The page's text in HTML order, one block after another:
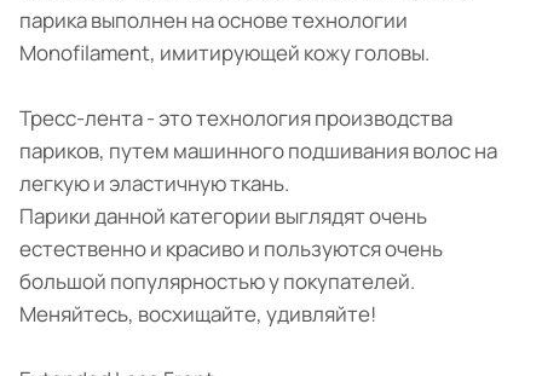
парика выполнен на основе технологии
Monofilament, имитирующей кожу головы.
Тресс-лента - это технология производства
париков, путем машинного подшивания волос на
легкую и эластичную ткань.
Парики данной категории выглядят очень
естественно и красиво и пользуются очень
большой популярностью у покупателей.
Меняйтесь, восхищайте, удивляйте!